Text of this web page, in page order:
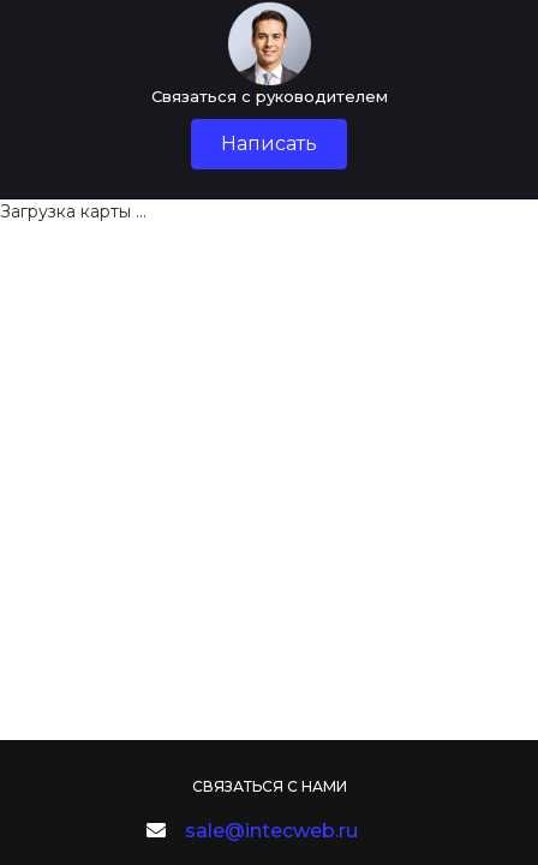
Связаться с руководителем
Написать
Загрузка карты ...
СВЯЗАТЬСЯ С НАМИ
sale@intecweb.ru